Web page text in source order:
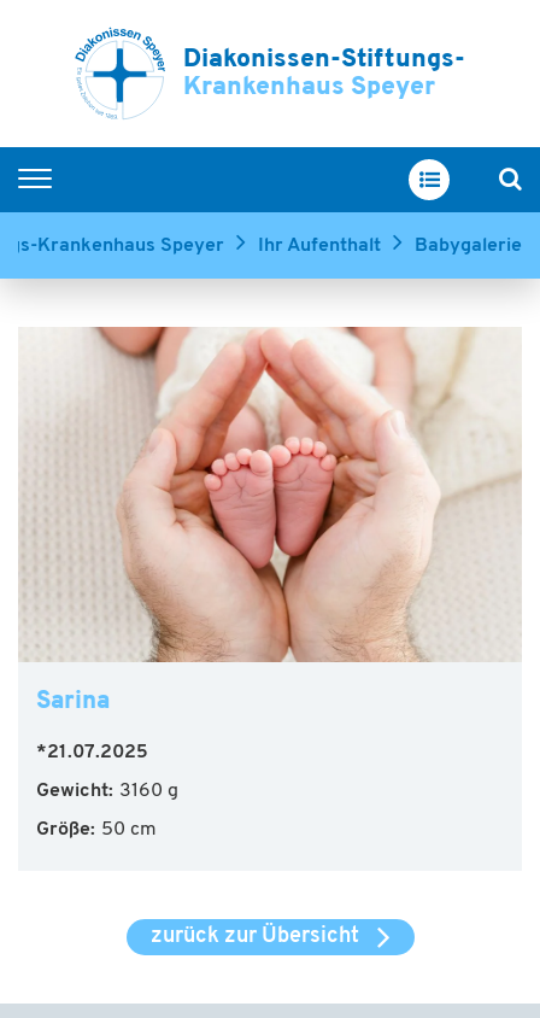
Diakonissen-Stiftungs-
Krankenhaus Speyer
Home
Ihr Aufenthalt
Ausbildung & Karriere
Krankenhaus Speyer Ihr Aufenthalt Babygalerie
Sarina
*21.07.2025
Gewicht: 3160 g
Größe: 50 cm
zurück zur Übersicht